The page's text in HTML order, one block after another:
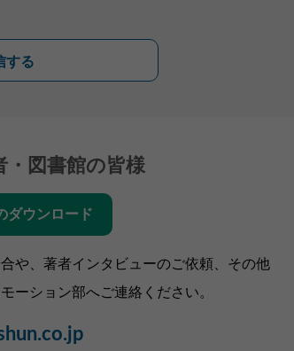
する
・図書館の皆様
ダウンロード
や、著者インタビューのご依頼、その他
ーション部へご連絡ください。